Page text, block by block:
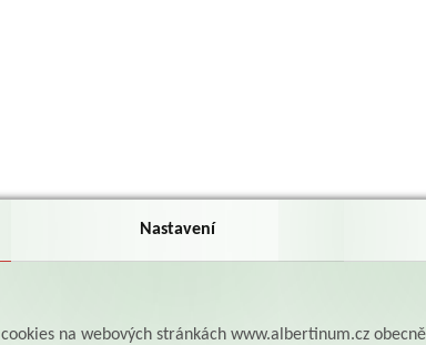
Nastavení
na webových stránkách www.albertinum.cz